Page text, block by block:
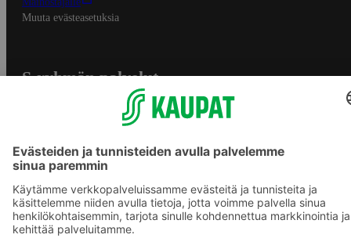
Muuta evästeasetuksia
S-ryhmän palvelut
Yhteishyvä Ruoka -sovellus
S-ostoslista -sovellus
Prisma.fi
Sokos.fi
S-Pankki